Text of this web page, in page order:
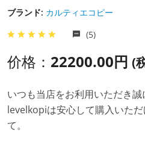
ブランド: カルティエコピー
(5)
价格： 22200.00円 (
いつも当店をお利用いただき誠
levelkopiは安心して購入いた
て。